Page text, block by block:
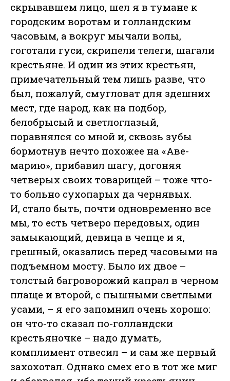
скрывавшем лицо, шел я в тумане к
городским воротам и голландским
часовым, а вокруг мычали волы,
гоготали гуси, скрипели телеги, шагали
крестьяне. И один из этих крестьян,
примечательный тем лишь разве, что
был, пожалуй, смугловат для здешних
мест, где народ, как на подбор,
белобрысый и светлоглазый,
поравнялся со мной и, сквозь зубы
бормотнув нечто похожее на «Аве-
марию», прибавил шагу, догоняя
четверых своих товарищей – тоже что-
то больно сухопарых да чернявых.
И, стало быть, почти одновременно все
мы, то есть четверо передовых, один
замыкающий, девица в чепце и я,
грешный, оказались перед часовыми на
подъемном мосту. Было их двое –
толстый багроворожий капрал в черном
плаще и второй, с пышными светлыми
усами, – я его запомнил очень хорошо:
он что-то сказал по-голландски
крестьяночке – надо думать,
комплимент отвесил – и сам же первый
захохотал. Однако смех его в тот же миг